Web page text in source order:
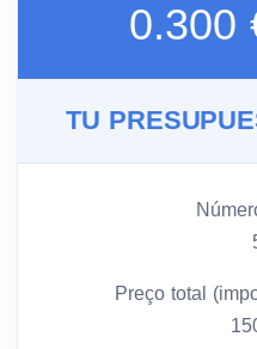
0.300
TU
Preço total